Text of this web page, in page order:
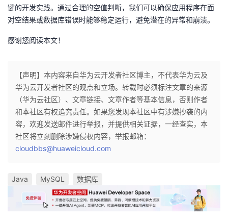
键的开发实践。通过合理的空值判断，我们可以确保应用程序在面
对空结果或数据库错误时能够稳定运行，避免潜在的异常和崩溃。
感谢您阅读本文！
【声明】本内容来自华为云开发者社区博主，不代表华为云及
华为云开发者社区的观点和立场。转载时必须标注文章的来源
（华为云社区）、文章链接、文章作者等基本信息，否则作者
和本社区有权追究责任。如果您发现本社区中有涉嫌抄袭的内
容，欢迎发送邮件进行举报，并提供相关证据，一经查实，本
社区将立刻删除涉嫌侵权内容，举报邮箱：
cloudbbs@huaweicloud.com
Java MySQL 数据库